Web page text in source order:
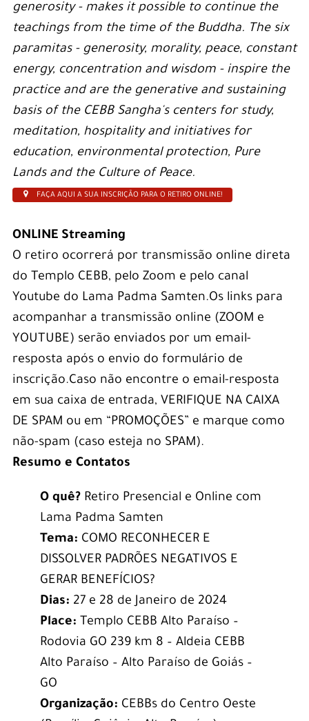
generosity - makes it possible to continue the
teachings from the time of the Buddha. The six
paramitas - generosity, morality, peace, constant
energy, concentration and wisdom - inspire the
practice and are the generative and sustaining
basis of the CEBB Sangha's centers for study,
meditation, hospitality and initiatives for
education, environmental protection, Pure
Lands and the Culture of Peace.
FAÇA AQUI A SUA INSCRIÇÃO PARA O RETIRO ONLINE!
ONLINE Streaming
O retiro ocorrerá por transmissão online direta
do Templo CEBB, pelo Zoom e pelo canal
Youtube do Lama Padma Samten.Os links para
acompanhar a transmissão online (ZOOM e
YOUTUBE) serão enviados por um email-
resposta após o envio do formulário de
inscrição.Caso não encontre o email-resposta
em sua caixa de entrada, VERIFIQUE NA CAIXA
DE SPAM ou em “PROMOÇÕES” e marque como
não-spam (caso esteja no SPAM).
Resumo e Contatos
O quê?Retiro Presencial e Online com
Lama Padma Samten
Tema: COMO RECONHECER E
DISSOLVER PADRÕES NEGATIVOS E
GERAR BENEFÍCIOS?
Dias: 27 e 28 de Janeiro de 2024
Place: Templo CEBB Alto Paraíso –
Rodovia GO 239 km 8 – Aldeia CEBB
Alto Paraíso – Alto Paraíso de Goiás –
GO
Organização: CEBBs do Centro Oeste